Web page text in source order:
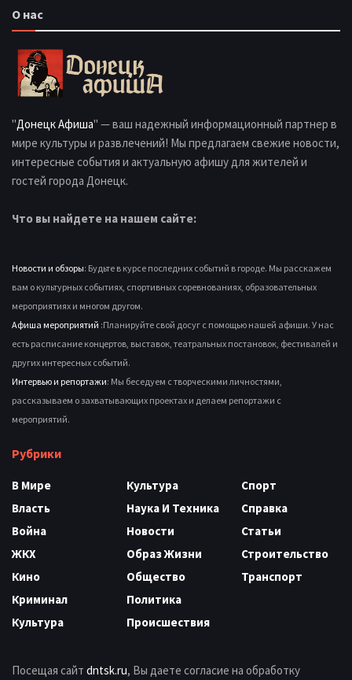
О нас
"Донецк Афиша" — ваш надежный информационный партнер в
мире культуры и развлечений! Мы предлагаем свежие новости,
интересные события и актуальную афишу для жителей и
гостей города Донецк.
Что вы найдете на нашем сайте:
Новости и обзоры: Будьте в курсе последних событий в городе. Мы расскажем
вам о культурных событиях, спортивных соревнованиях, образовательных
мероприятиях и многом другом.
Афиша мероприятий :Планируйте свой досуг с помощью нашей афиши. У нас
есть расписание концертов, выставок, театральных постановок, фестивалей и
других интересных событий.
Интервью и репортажи: Мы беседуем с творческими личностями,
рассказываем о захватывающих проектах и делаем репортажи с
мероприятий.
Рубрики
В Мире
Власть
Война
ЖКХ
Кино
Криминал
Культура
Культура
Наука И Техника
Новости
Образ Жизни
Общество
Политика
Происшествия
Спорт
Справка
Статьи
Строительство
Транспорт
Посещая сайт dntsk.ru, Вы даете согласие на обработку